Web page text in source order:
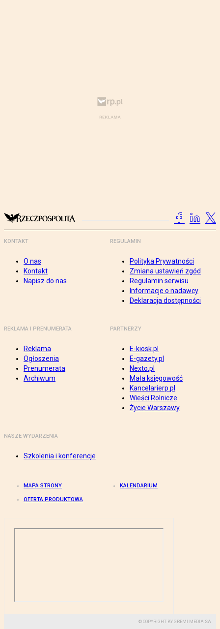
KONTAKT
O nas
Kontakt
Napisz do nas
REGULAMIN
Polityka Prywatności
Zmiana ustawień zgód
Regulamin serwisu
Informacje o nadawcy
Deklaracja dostępności
REKLAMA I PRENUMERATA
Reklama
Ogłoszenia
Prenumerata
Archiwum
PARTNERZY
E-kiosk.pl
E-gazety.pl
Nexto.pl
Mała księgowość
Kancelarierp.pl
Wieści Rolnicze
Życie Warszawy
NASZE WYDARZENIA
Szkolenia i konferencje
MAPA STRONY KALENDARIUM
OFERTA PRODUKTOWA
© COPYRIGHT BY GREMI MEDIA SA